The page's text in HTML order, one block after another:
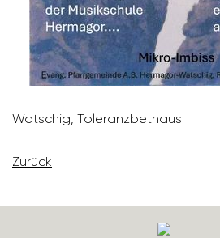
Watschig, Tole­ranz­bet­haus
Zurück